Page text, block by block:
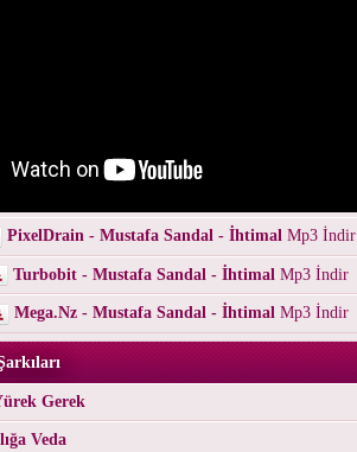
PixelDrain - Mustafa Sandal - İhtimal Mp3 İndir
Turbobit - Mustafa Sandal - İhtimal Mp3 İndir
Mega.Nz - Mustafa Sandal - İhtimalMp3 İndir
Gerek
Veda